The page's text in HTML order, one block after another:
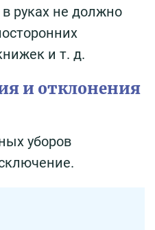
руках не должно
и т. д.
и отклонения
уборов